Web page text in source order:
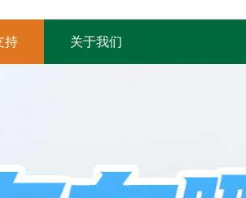
持 关于我们
品牌实力